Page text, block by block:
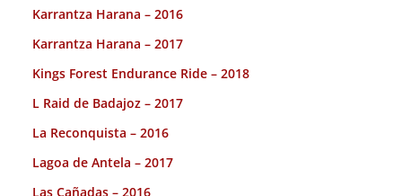
Karrantza Harana – 2016
Karrantza Harana – 2017
Kings Forest Endurance Ride – 2018
L Raid de Badajoz – 2017
La Reconquista – 2016
Lagoa de Antela – 2017
Las Cañadas – 2016